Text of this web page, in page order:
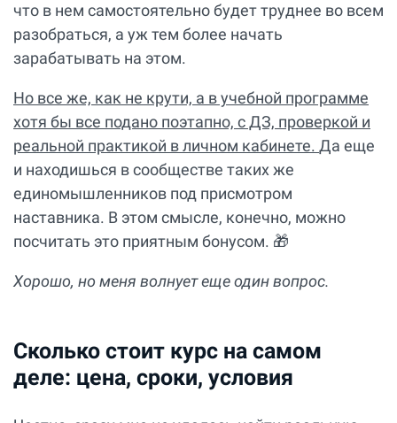
что в нем самостоятельно будет труднее во всем
разобраться, а уж тем более начать
зарабатывать на этом.
Но все же, как не крути, а в учебной программе
хотя бы все подано поэтапно, с ДЗ, проверкой и
реальной практикой в личном кабинете. Да еще
и находишься в сообществе таких же
единомышленников под присмотром
наставника. В этом смысле, конечно, можно
посчитать это приятным бонусом. 🎁
Хорошо, но меня волнует еще один вопрос.
Сколько стоит курс на самом
деле: цена, сроки, условия